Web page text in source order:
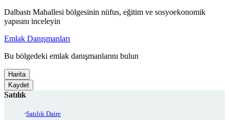
Dalbastı Mahallesi bölgesinin nüfus, eğitim ve sosyoekonomik
yapısını inceleyin
Emlak Danışmanları
Bu bölgedeki emlak danışmanlarını bulun
Harita
Kaydet
Satılık
Satılık Daire